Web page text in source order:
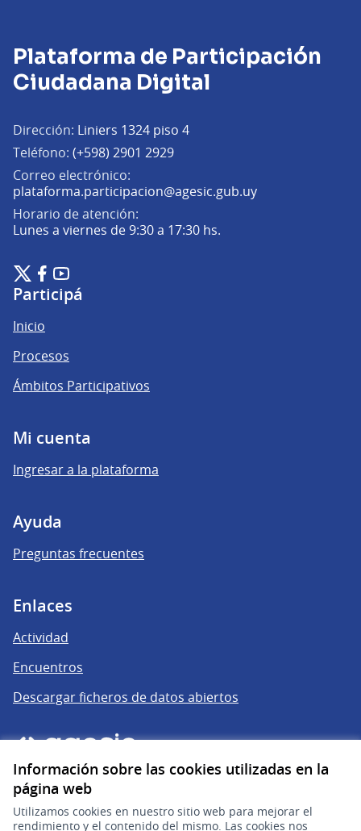
Información sobre las cookies utilizadas en la
página web
Utilizamos cookies en nuestro sitio web para mejorar el
rendimiento y el contenido del mismo. Las cookies nos
Plataforma de Participación
Ciudadana Digital
Dirección: Liniers 1324 piso 4
Teléfono: (+598) 2901 2929
Correo electrónico:
plataforma.participacion@agesic.gub.uy(Abrir en una
Horario de atención:
Lunes a viernes de 9:30 a 17:30 hs.
Plataforma de Participación Ciudadana Digital en X
(Enlace externo)
Plataforma de Participación Ciudadana Digital en Facebook
(Enlace externo)
Plataforma de Participación Ciudadana Digital en
(Enlace externo)
Participá
Inicio
Procesos
Ámbitos Participativos
Mi cuenta
Ingresar a la plataforma
Ayuda
Preguntas frecuentes
Enlaces
Actividad
Encuentros
Descargar ficheros de datos abiertos